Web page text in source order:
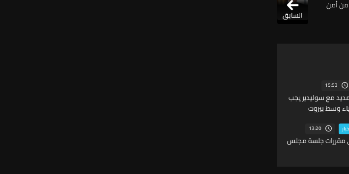
من أمن
السابق
15:53
مع سوليدير يجب
وسط بيروت
13:20
مقررات جلسة مجلس